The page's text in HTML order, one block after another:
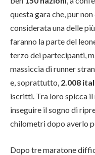
questa gara che, pur
considerata una delle
faranno la parte del
terzo dei partecipanti,
massiccia di runner
e, soprattutto, 2.008
iscritti. Tra loro spicca il
inseguire il sogno di
chilometri dopo averlo
Dopo tre maratone